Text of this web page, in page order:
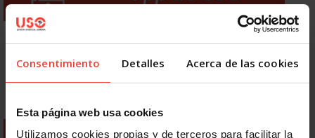
Consentimiento Detalles Acerca de las cookies
Esta página web usa cookies
Utilizamos cookies propias y de terceros para facilitar la